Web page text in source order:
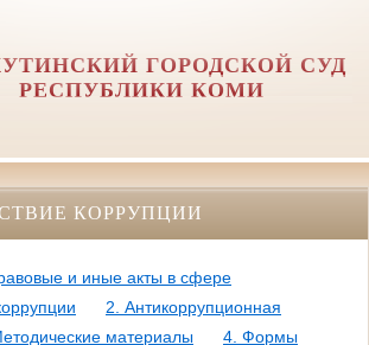
ГОРОДСКОЙ СУД
РЕСПУБЛИКИ КОМИ
КОРРУПЦИИ
и иные акты в сфере
2. Антикоррупционная
материалы
4. Формы